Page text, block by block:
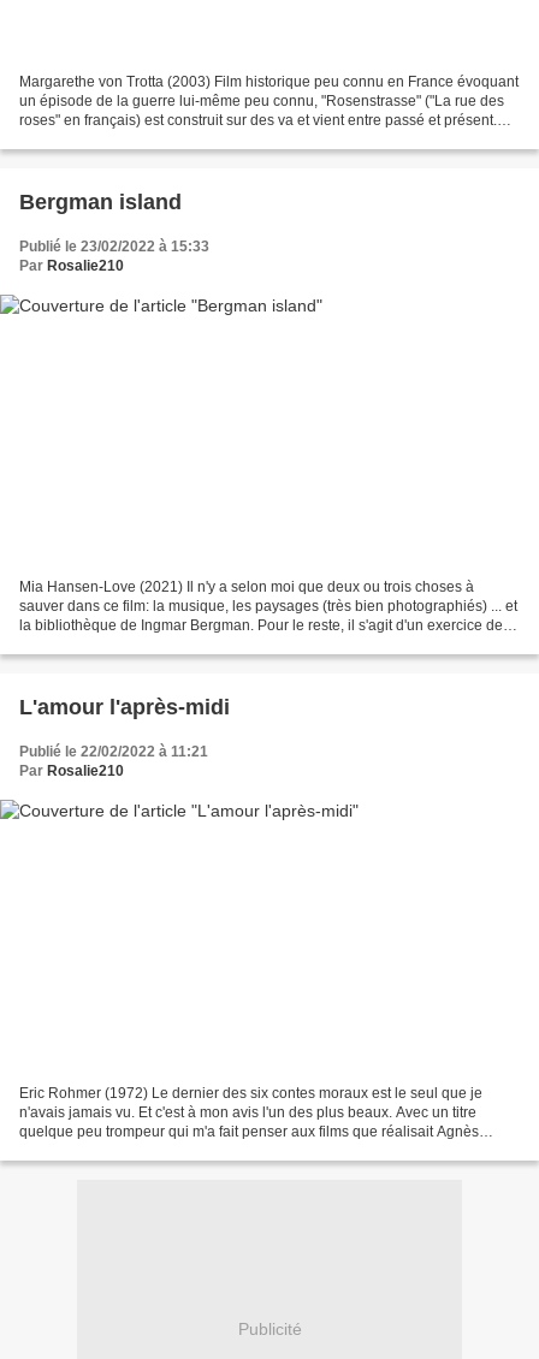
Margarethe von Trotta (2003) Film historique peu connu en France évoquant
un épisode de la guerre lui-même peu connu, "Rosenstrasse" ("La rue des
roses" en français) est construit sur des va et vient entre passé et présent.
Bergman island
Publié le 23/02/2022 à 15:33
Par Rosalie210
Mia Hansen-Love (2021) Il n'y a selon moi que deux ou trois choses à
sauver dans ce film: la musique, les paysages (très bien photographiés) ... et
la bibliothèque de Ingmar Bergman. Pour le reste, il s'agit d'un exercice de
L'amour l'après-midi
Publié le 22/02/2022 à 11:21
Par Rosalie210
Eric Rohmer (1972) Le dernier des six contes moraux est le seul que je
n'avais jamais vu. Et c'est à mon avis l'un des plus beaux. Avec un titre
quelque peu trompeur qui m'a fait penser aux films que réalisait Agnès
Publicité